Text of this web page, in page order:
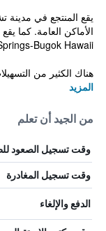
يقع المنتجع في مدينة
Bugok Hawaii.
هناك الكثير من
المزيد
من الجيد أن تعلم
وقت تسجيل الصعود
وقت تسجيل المغادرة
الدفع والإلغاء